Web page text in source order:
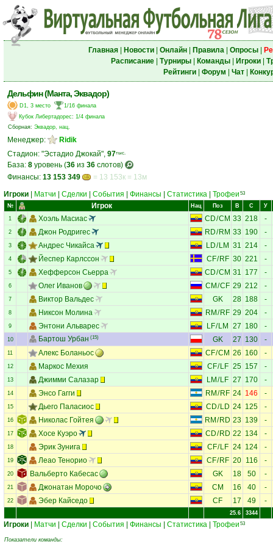
Главная| Новости| Онлайн| Правила| Опросы|
Расписание| Турниры| Команды| Игроки|
Рейтинги| Форум Чат|
Дельфин (Манта, Эквадор)
D1, 3 место
1/16 финала
Кубок Либертадорес: 1/4 финала
Сборная: Эквадор, нац.
Менеджер:
Ridik
Стадион: "Эстадио Джокай", 97тыс.
База: 8 уровень (36 из 36 слотов)
Финансы: 13 153 349
= 13 153к = 13м
Игроки
Матчи Сделки События Финансы Статистика Трофеи 53
№ Игрок Нац Поз В С У
1 Хоэль Масиас CD/CM 33 218 -
2 Джон Родригес RD/ RM 33 190 -
3 Андрес Чикайса LD/ LM 31 214 -
4 Йеспер Карлссон CF/RF 30 221 -
5 Хефферсон Сьерра CD/CM 31 177 -
6 Олег Иванов CM /CF 29 212 -
7 Виктор Вальдес GK 28 188 -
8 Никсон Молина RM / RF 29 204 -
9 Энтони Альварес LF/ LM 27 180 -
10 Бартош Урбан (15) GK 27 130 -
11 Алекс Боланьос CF/CM 26 160 -
12 Маркос Мехия CF/LF 25 157 -
13 Джимми Салазар LM / LF 27 170 -
14 Энсо Гагги RM / RF 24 146 -
15 Дьего Паласиос CD/LD 24 125 -
16 Николас Гойтея RM / RD 23 139 -
17 Хосе Куэро CD/RD 22 134 -
18 Эрик Зунига CF/LF 24 124 -
19 Леао Тенорио CF/RF 20 116 -
20 Вальберто Кабесас GK 18 50 -
21 Джонатан Морочо CM 16 40 -
22 Эбер Кайседо CF 17 49 -
25.6 3344
Игроки Матчи Сделки События Финансы Статистика Трофеи 53
Показатели команды: